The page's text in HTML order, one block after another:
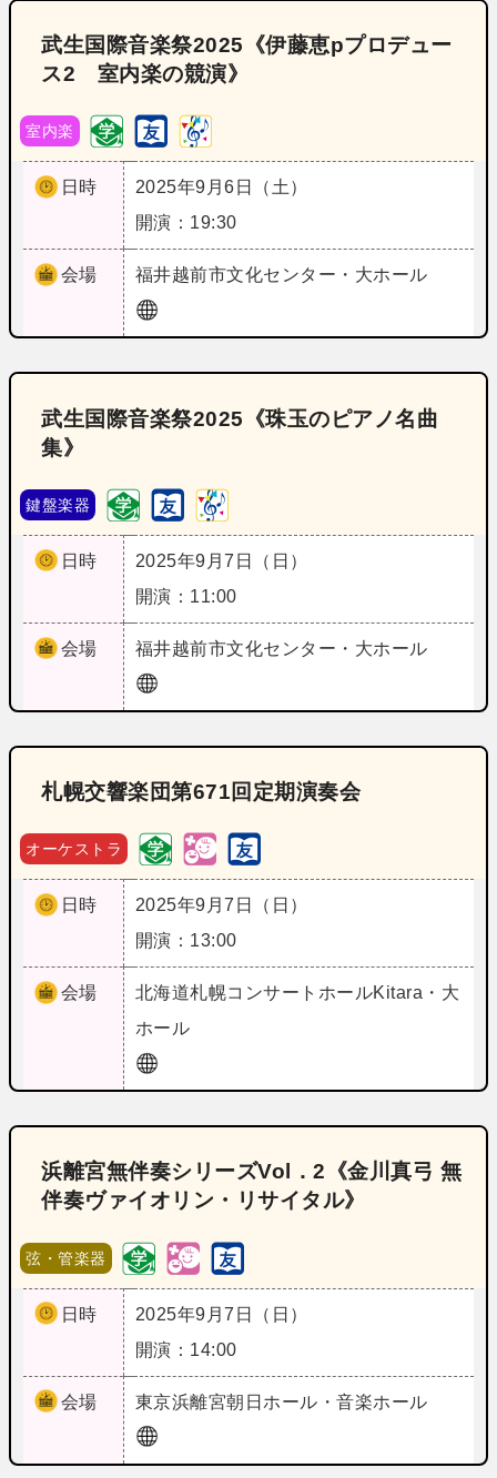
武生国際音楽祭2025《伊藤恵pプロデュー
ス2 室内楽の競演》
室内楽
日時
2025年9月6日（土）
開演：19:30
会場 福井越前市文化センター・大ホール
武生国際音楽祭2025《珠玉のピアノ名曲
集》
鍵盤楽器
日時
2025年9月7日（日）
開演：11:00
会場 福井越前市文化センター・大ホール
札幌交響楽団第671回定期演奏会
オーケストラ
日時
2025年9月7日（日）
開演：13:00
会場 北海道札幌コンサートホールKitara・大
ホール
浜離宮無伴奏シリーズVol．2《金川真弓 無
伴奏ヴァイオリン・リサイタル》
弦・管楽器
日時
2025年9月7日（日）
開演：14:00
会場 東京浜離宮朝日ホール・音楽ホール